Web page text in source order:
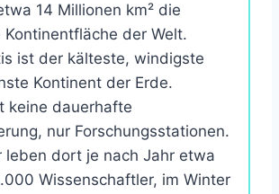
14 Millionen km² die
der Welt.
ist der kälteste, windigste
Kontinent der Erde.
keine dauerhafte
nur Forschungsstationen.
leben dort je nach Jahr etwa
Wissenschaftler, im Winter